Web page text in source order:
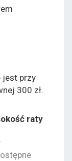
jest przy
300 zł.
raty